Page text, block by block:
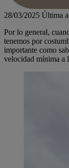
28/03/2025 Última
Por lo general,
tenemos por
importante como
velocidad mínima a